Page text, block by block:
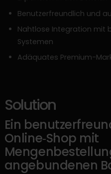
Benutzerfreundlich und
Nahtlose Integration mit
Systemen
Adäquates Premium-
Solution
Ein
Online‑Shop mit
angebundenen